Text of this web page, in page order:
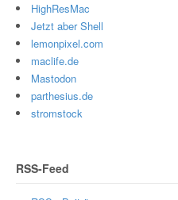
HighResMac
Jetzt aber Shell
lemonpixel.com
maclife.de
Mastodon
parthesius.de
stromstock
RSS-Feed